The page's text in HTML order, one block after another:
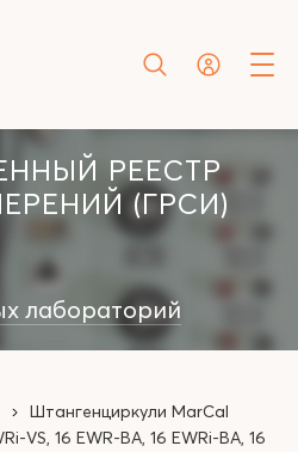
РЕЕСТР
(ГРСИ)
лабораторий
Штангенциркули MarCal
VS, 16 EWR-BA, 16 EWRi-BA, 16